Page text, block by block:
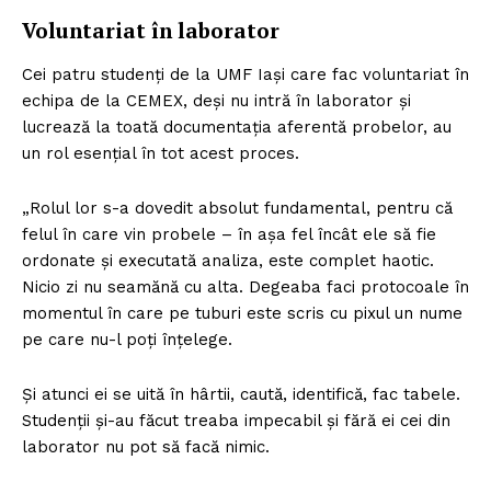
Voluntariat în laborator
Cei patru studenți de la UMF Iași care fac voluntariat în
echipa de la CEMEX, deși nu intră în laborator și
lucrează la toată documentația aferentă probelor, au
un rol esențial în tot acest proces.
„Rolul lor s-a dovedit absolut fundamental, pentru că
felul în care vin probele – în așa fel încât ele să fie
ordonate și executată analiza, este complet haotic.
Nicio zi nu seamănă cu alta. Degeaba faci protocoale în
momentul în care pe tuburi este scris cu pixul un nume
pe care nu-l poți înțelege.
Și atunci ei se uită în hârtii, caută, identifică, fac tabele.
Studenții și-au făcut treaba impecabil și fără ei cei din
laborator nu pot să facă nimic.